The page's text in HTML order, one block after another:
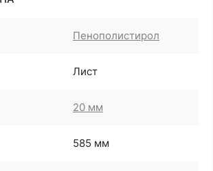
Пенополистирол
Лист
20 мм
585 мм